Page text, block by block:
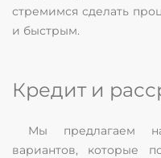
стремимся сделать
и быстрым.
Кредит и
Мы предлагаем
вариантов, которые